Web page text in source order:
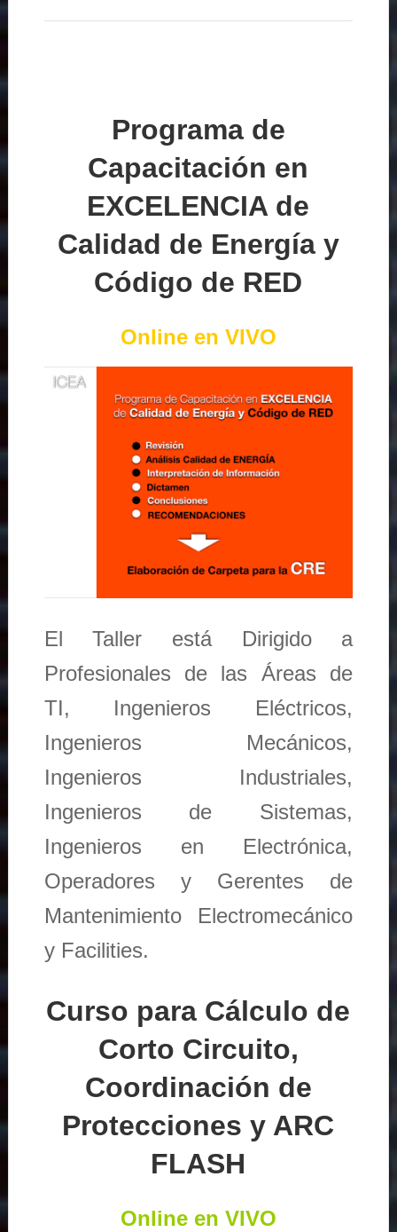
Programa de
Capacitación en
EXCELENCIA de
Calidad de Energía y
Código de RED
Online en VIVO
El Taller está Dirigido a
Profesionales de las Áreas de
TI, Ingenieros Eléctricos,
Ingenieros Mecánicos,
Ingenieros Industriales,
Ingenieros de Sistemas,
Ingenieros en Electrónica,
Operadores y Gerentes de
Mantenimiento Electromecánico
y Facilities.
Curso para Cálculo de
Corto Circuito,
Coordinación de
Protecciones y ARC
FLASH
Online en VIVO